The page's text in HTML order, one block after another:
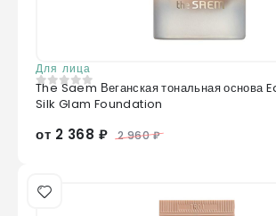
Для лица
0из 5
The Saem Веганская тональная основа
Silk Glam Foundation
от 2 368 ₽ 2 960 ₽